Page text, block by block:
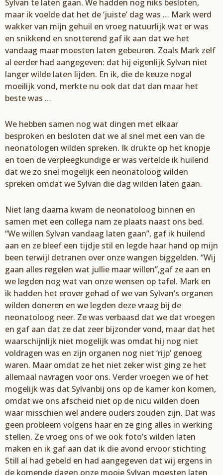
Sylvan te laten gaan. We hadden nog niks besloten,
maar ik voelde dat het de ‘juiste’ dag was … Mark werd
wakker van mijn gehuil en vroeg natuurlijk wat er was
en snikkend en snotterend gaf ik aan dat we het
vandaag maar moesten laten gebeuren. Zoals Mark zelf
al eerder had aangegeven: dat hij eigenlijk Sylvan niet
langer wilde laten lijden. En ik, die de keuze nogal
moeilijk vond, merkte nu ook dat dat dan maar het
beste was …
We hebben samen nog wat dingen met elkaar
besproken en besloten dat we al snel met een van de
neonatologen wilden spreken. Ik drukte op het knopje
en toen de verpleegkundige er was vertelde ik huilend
dat we zo snel mogelijk een neonatoloog wilden
spreken omdat we Sylvan die dag wilden laten gaan.
Niet lang daarna kwam de neonatoloog binnen en
samen met een collega nam ze plaats naast ons bed.
“We willen Sylvan vandaag laten gaan”, gaf ik huilend
aan en ze bleef een tijdje stil en legde haar hand op mijn
been terwijl detranen over onzewangen biggelden. “Wij
gaan alles regelen wat jullie maar willen”,gaf ze aan en
we legden nog wat van onze wensen op tafel. Mark en
ik hadden het erover gehad of wevan Sylvan’s organen
wilden doneren en we legden dezevraag bij de
neonatoloog neer. Ze was verbaasd dat we dat vroegen
en gaf aan dat ze dat zeer bijzonder vond, maar dat het
waarschijnlijk niet mogelijk was omdat hij nog niet
voldragen was en zijn organen nog niet ‘rijp’ genoeg
waren. Maar omdat ze het niet zeker wist ging ze het
allemaal navragen voor ons. Verder vroegen we of het
mogelijk was dat Sylvanbij ons op de kamer kon komen,
omdat we ons afscheid niet op de nicu wilden doen
waar misschien wel andere ouders zouden zijn. Dat was
geen probleem volgens haar en ze ging alles in werking
stellen. Ze vroeg ons of we ook foto’s wilden laten
maken en ik gaf aan dat ik die avond ervoor stichting
Still al had gebeld en had aangegeven dat wij ergens in
de komende dagen onze mooie Sylvan moesten laten